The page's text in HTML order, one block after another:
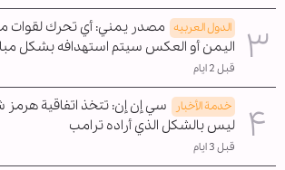
الدول العربیه مصدر يمني: أي تحرك لقوات
اليمن أو العكس سيتم استهدافه بشكل
قبل 2 ايام
خدمة الأخبار
سي إن إن: تتخذ اتفاقية هرمز
ليس بالشكل الذي أراده ترامب
قبل 3 ايام